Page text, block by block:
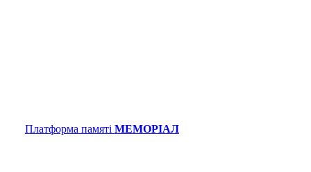
Платформа памяті МЕМОРІАЛ